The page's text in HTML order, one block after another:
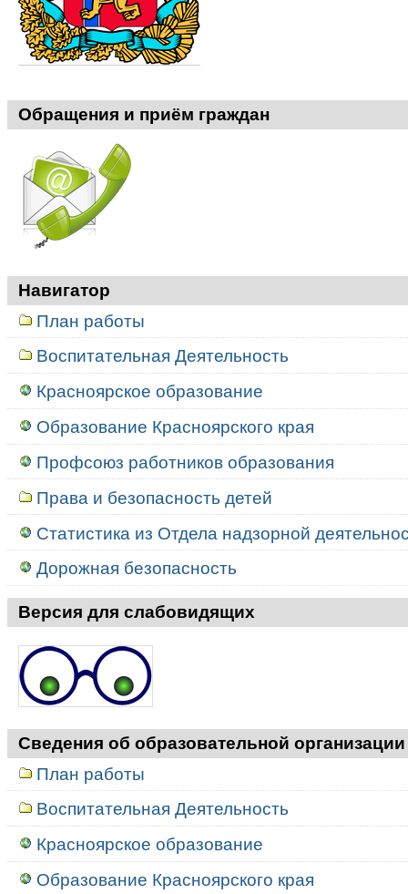
Обращения и приём граждан
Навигатор
План работы
Воспитательная Деятельность
Красноярское образование
Образование Красноярского края
Профсоюз работников образования
Права и безопасность детей
Статистика из Отдела надзорной
Дорожная безопасность
Версия для слабовидящих
Сведения об образовательной организации
План работы
Воспитательная Деятельность
Красноярское образование
Образование Красноярского края